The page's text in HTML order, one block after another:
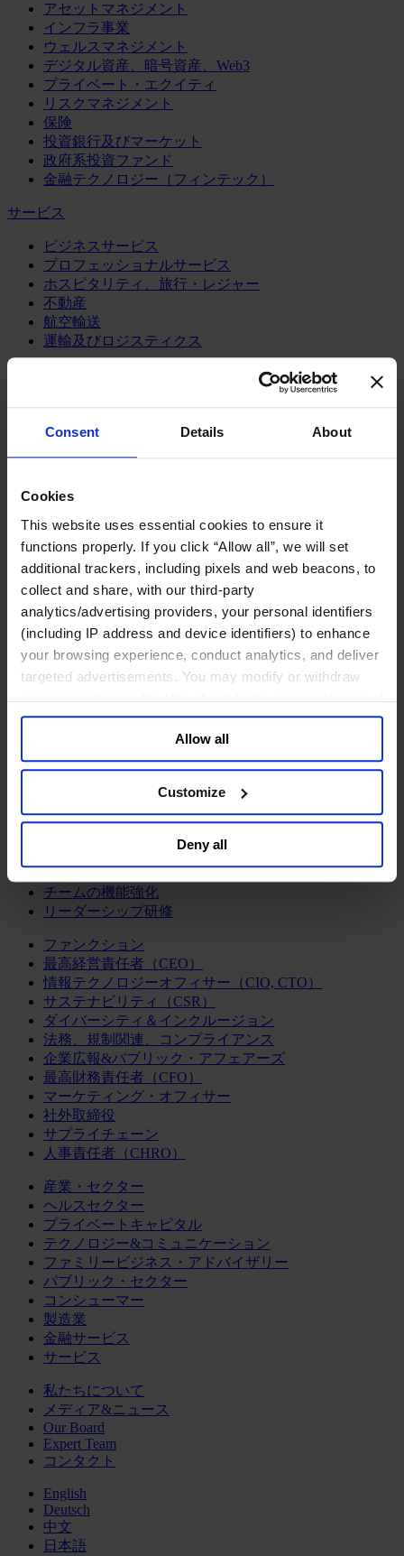
Consent Details About
Cookies
This website uses essential cookies to ensure it
functions properly. If you click “Allow all”, we will set
additional trackers, including pixels and web beacons, to
collect and share, with our third-party
analytics/advertising providers, your personal identifiers
(including IP address and device identifiers) to enhance
your browsing experience, conduct analytics, and deliver
targeted advertisements. You may modify or withdraw
your consent or, in the US, object to the sale or sharing of
your data for targeted advertising, by clicking “Do Not
Sell or Share My Personal Information” in the footer of
the website. You must opt-out of each device and each
browser. For additional information and retention terms
general collection and use of personal information see
Allow all
Customize
Deny all
アセットマネジメント
インフラ事業
ウェルスマネジメント
デジタル資産、暗号資産、Web3
プライベート・エクイティ
リスクマネジメント
保険
投資銀行及びマーケット
政府系投資ファンド
金融テクノロジー（フィンテック）
サービス
ビジネスサービス
プロフェッショナルサービス
ホスピタリティ、旅行・レジャー
不動産
航空輸送
運輸及びロジスティクス
Expert Team
コンタクト
コンサルティング内容
ファンクション
産業・セクター
コンサルタント
オフィス
インサイト
企業情報
キャリア
コンサルティング内容
トランスフォーメーショナル・リーダーシップ開発プ
ログラム
エグゼクティブサーチ
CEOサクセッション
チームの機能強化
リーダーシップ研修
ファンクション
最高経営責任者（CEO）
情報テクノロジーオフィサー（CIO, CTO）
サステナビリティ（CSR）
ダイバーシティ＆インクルージョン
法務、規制関連、コンプライアンス
企業広報&パブリック・アフェアーズ
最高財務責任者（CFO）
マーケティング・オフィサー
社外取締役
サプライチェーン
人事責任者（CHRO）
産業・セクター
ヘルスセクター
プライベートキャピタル
テクノロジー&コミュニケーション
ファミリービジネス・アドバイザリー
パブリック・セクター
コンシューマー
製造業
金融サービス
サービス
私たちについて
メディア&ニュース
Our Board
Expert Team
コンタクト
English
Deutsch
中文
日本語